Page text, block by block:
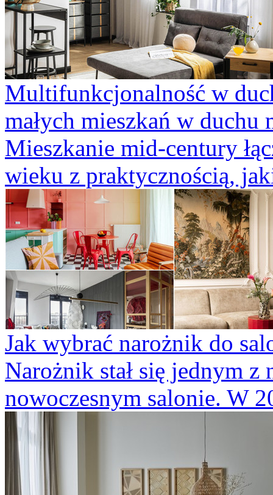
Multifunkcjonalność w
małych mieszkań w duchu
Mieszkanie mid-century
wieku z praktycznością,
Jak wybrać narożnik do
Narożnik stał się jednym
nowoczesnym salonie. W